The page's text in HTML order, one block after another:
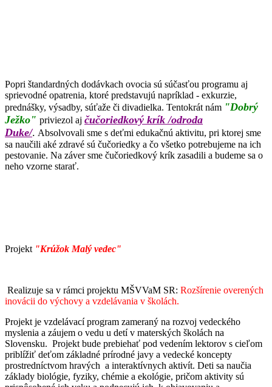
Popri štandardných dodávkach ovocia sú súčasťou programu aj
sprievodné opatrenia, ktoré predstavujú napríklad - exkurzie,
prednášky, výsadby, súťaže či divadielka. Tentokrát nám "Dobrý
Ježko" priviezol aj čučoriedkový krík /odroda
Duke/. Absolvovali sme s deťmi edukačnú aktivitu, pri ktorej sme
sa naučili aké zdravé sú čučoriedky a čo všetko potrebujeme na ich
pestovanie. Na záver sme čučoriedkový krík zasadili a budeme sa o
neho vzorne starať.
Projekt "Krúžok Malý vedec"
Realizuje sa v rámci projektu MŠVVaM SR: Rozšírenie overených
inovácii do výchovy a vzdelávania v školách.
Projekt je vzdelávací program zameraný na rozvoj vedeckého
myslenia a záujem o vedu u detí v materských školách na
Slovensku. Projekt bude prebiehať pod vedením lektorov s cieľom
priblížiť deťom základné prírodné javy a vedecké koncepty
prostredníctvom hravých a interaktívnych aktivít. Deti sa naučia
základy biológie, fyziky, chémie a ekológie, pričom aktivity sú